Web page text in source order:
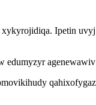
Ipetin
edumyzyr